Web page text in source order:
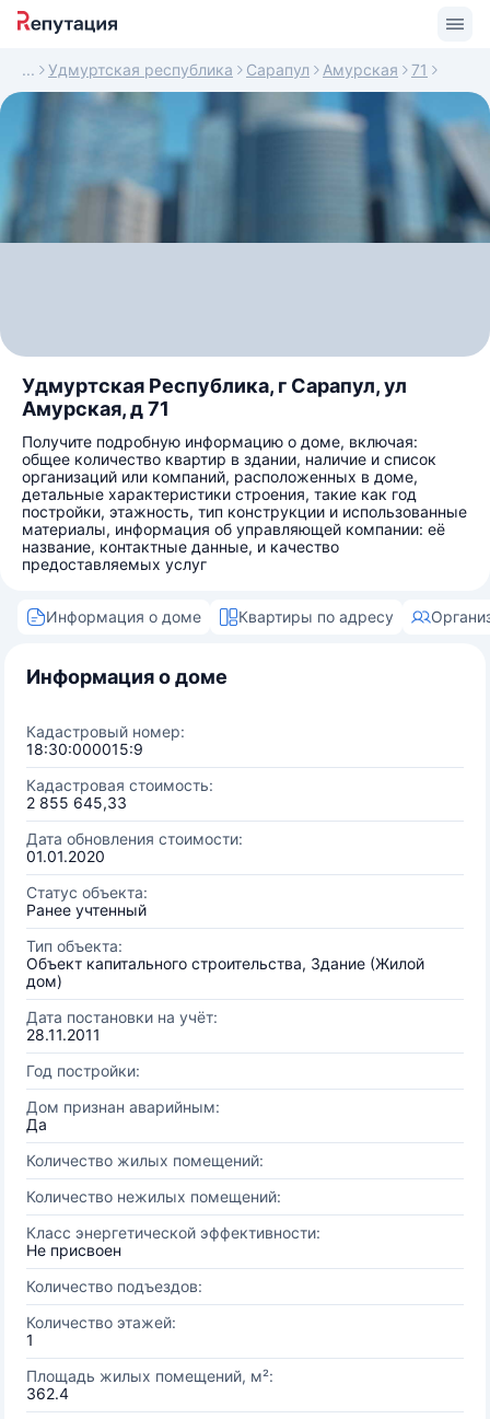
Удмуртская республика Сарапул Амурская 71
Удмуртская Республика, г Сарапул, ул
Амурская, д 71
Получите подробную информацию о доме, включая:
общее количество квартир в здании, наличие и список
организаций или компаний, расположенных в доме,
детальные характеристики строения, такие как год
постройки, этажность, тип конструкции и использованные
материалы, информация об управляющей компании: её
название, контактные данные, и качество
предоставляемых услуг
Информация о доме Квартиры по адресу
Информация о доме
Кадастровый номер:
18:30:000015:9
Кадастровая стоимость:
2 855 645,33
Дата обновления стоимости:
01.01.2020
Статус объекта:
Ранее учтенный
Тип объекта:
Объект капитального строительства, Здание (Жилой
дом)
Дата постановки на учёт:
28.11.2011
Год постройки:
Дом признан аварийным:
Да
Количество жилых помещений:
Количество нежилых помещений:
Класс энергетической эффективности:
Не присвоен
Количество подъездов:
Количество этажей:
1
Площадь жилых помещений, м²:
362.4